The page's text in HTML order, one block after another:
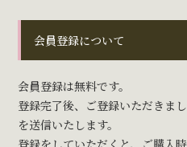
会員登録について
会員登録は無料です。
登録完了後、ご登録いただきま
を送信いたします。
登録をしていただくと、ご購入